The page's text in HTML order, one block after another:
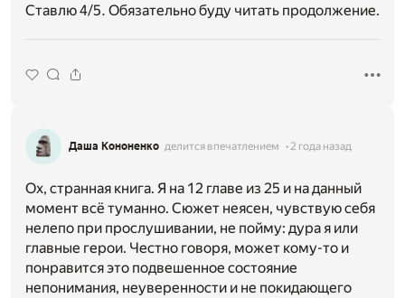
Ставлю 4/5. Обязательно буду читать продолжение.
Даша Кононенко делится впечатлением 2 года назад
Ох, странная книга. Я на 12 главе из 25 и на данный
момент всё туманно. Сюжет неясен, чувствую себя
нелепо при прослушивании, не пойму: дура я или
главные герои. Честно говоря, может кому-то и
понравится это подвешенное состояние
непонимания, неуверенности и не покидающего